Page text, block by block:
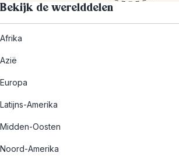
Bekijk de werelddelen
Afrika
Azië
Europa
Latijns-Amerika
Midden-Oosten
Noord-Amerika